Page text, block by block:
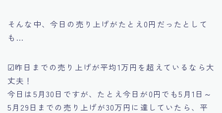
そんな中、今日の売り上げがたとえ0円だったとして
も…
☑昨日までの売り上げが平均1万円を超えているなら大
丈夫！
今日は5月30日ですが、たとえ今日が0円でも5月1日～
5月29日までの売り上げが30万円に達していたら、平